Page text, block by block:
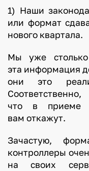
1) Наши
или формат
нового квартала.
Мы уже
эта информация
они это
что в приеме
вам откажут.
Зачастую,
контроллеры
на своих